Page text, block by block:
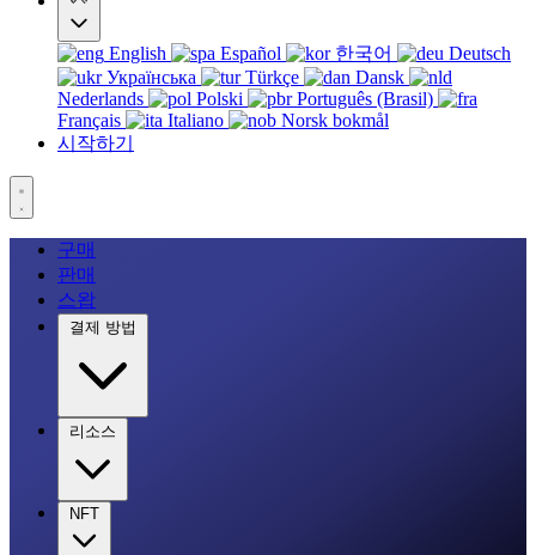
English Español 한국어
Deutsch
Українська
Türkçe
Dansk
Nederlands
Polski
Português (Brasil)
Français
Italiano
Norsk bokmål
시작하기
구매
판매
스왑
결제 방법
리소스
NFT